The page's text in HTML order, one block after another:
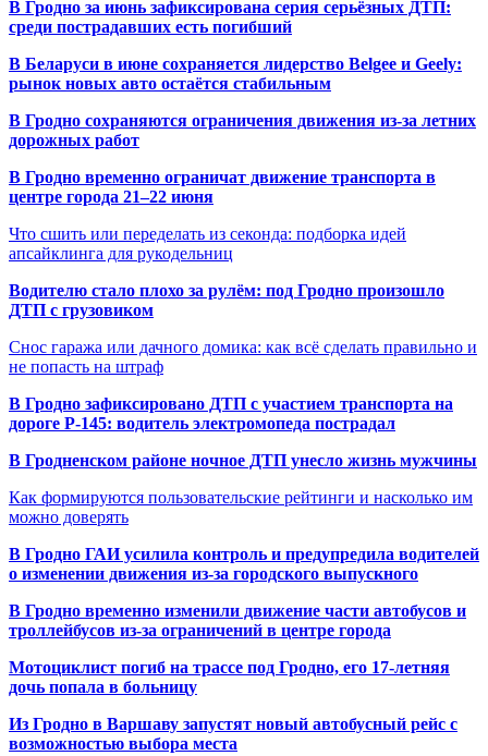
В Гродно за июнь зафиксирована серия серьёзных ДТП:
среди пострадавших есть погибший
В Беларуси в июне сохраняется лидерство Belgee и Geely:
рынок новых авто остаётся стабильным
В Гродно сохраняются ограничения движения из-за летних
дорожных работ
В Гродно временно ограничат движение транспорта в
центре города 21–22 июня
Что сшить или переделать из секонда: подборка идей
апсайклинга для рукодельниц
Водителю стало плохо за рулём: под Гродно произошло
ДТП с грузовиком
Снос гаража или дачного домика: как всё сделать правильно и
не попасть на штраф
В Гродно зафиксировано ДТП с участием транспорта на
дороге Р-145: водитель электромопеда пострадал
В Гродненском районе ночное ДТП унесло жизнь мужчины
Как формируются пользовательские рейтинги и насколько им
можно доверять
В Гродно ГАИ усилила контроль и предупредила водителей
о изменении движения из-за городского выпускного
В Гродно временно изменили движение части автобусов и
троллейбусов из-за ограничений в центре города
Мотоциклист погиб на трассе под Гродно, его 17-летняя
дочь попала в больницу
Из Гродно в Варшаву запустят новый автобусный рейс с
возможностью выбора места